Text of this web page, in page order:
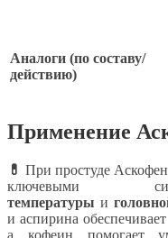
Аналоги (по составу/
действию)
Применение
💊 При простуде
ключевыми
температуры и
и аспирина
а кофеин помогает